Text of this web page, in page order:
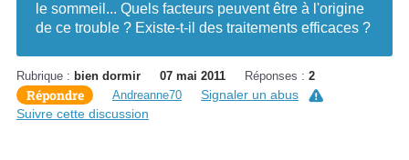
le sommeil... Quels facteurs peuvent être à l'origine
de ce trouble ? Existe-t-il des traitements efficaces ?
Rubrique : bien dormir 07 mai 2011 Réponses : 2
Répondre Andreanne70
Signaler un abus
Suivre cette discussion